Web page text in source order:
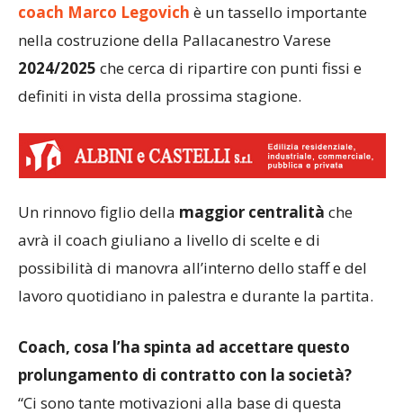
coach Marco Legovich è un tassello importante
nella costruzione della Pallacanestro Varese
2024/2025 che cerca di ripartire con punti fissi e
definiti in vista della prossima stagione.
Un rinnovo figlio della maggior centralità che
avrà il coach giuliano a livello di scelte e di
possibilità di manovra all’interno dello staff e del
lavoro quotidiano in palestra e durante la partita.
Coach, cosa l’ha spinta ad accettare questo
prolungamento di contratto con la società?
“Ci sono tante motivazioni alla base di questa